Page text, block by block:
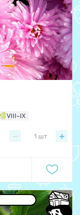
VIII–IX
− +
1 шт